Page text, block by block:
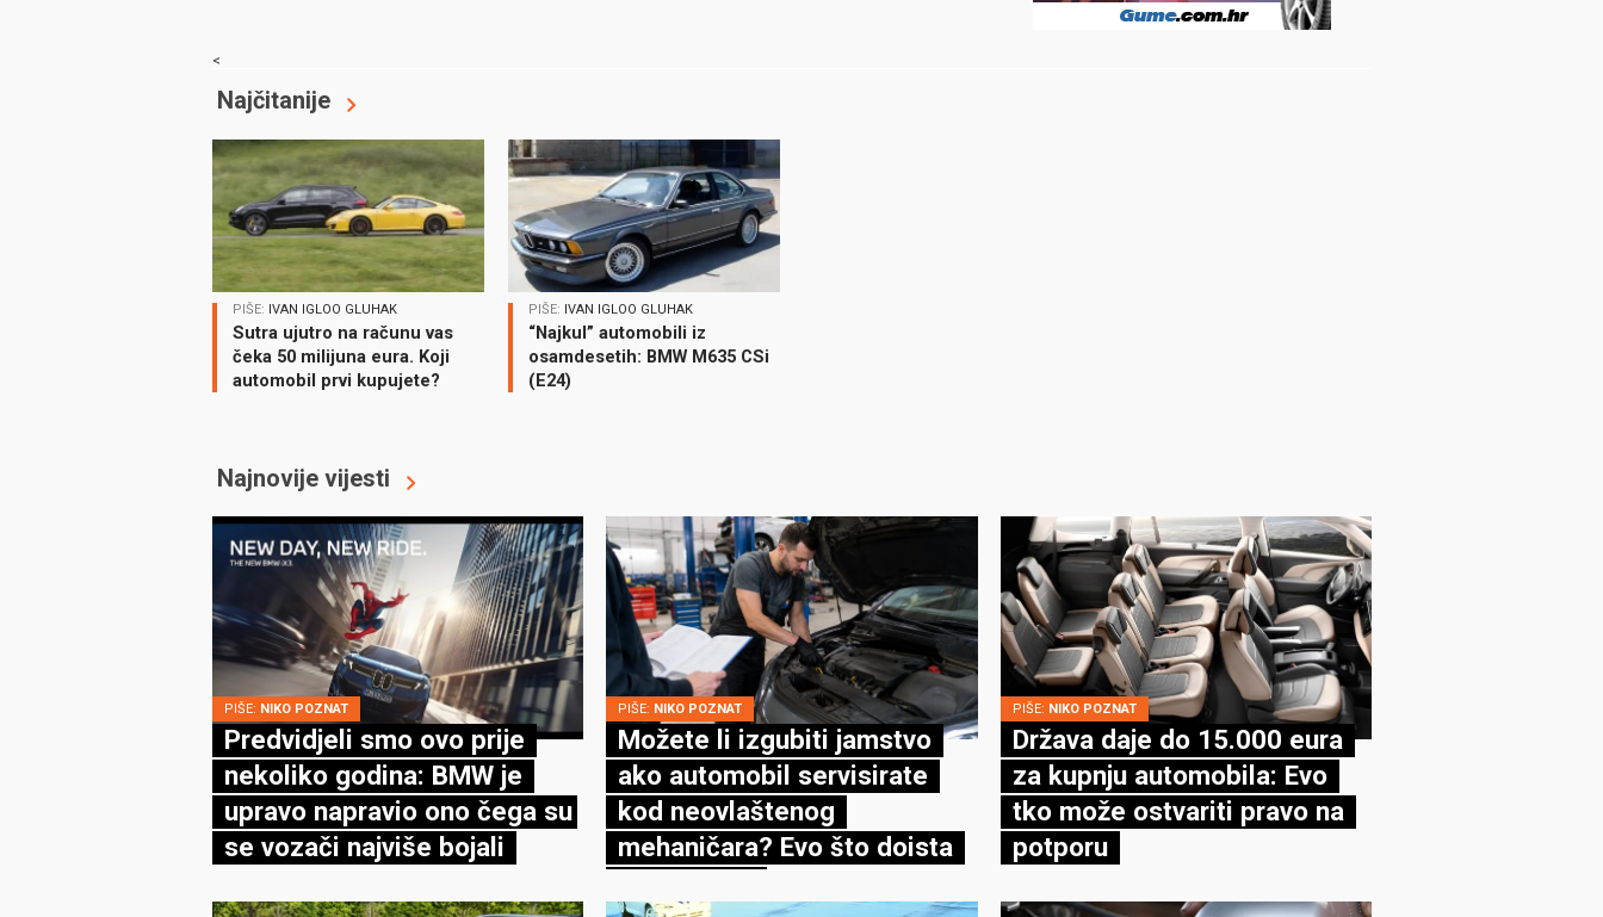
<
Najčitanije
PIŠE: IVAN IGLOO GLUHAK
Sutra ujutro na računu vas
čeka 50 milijuna eura. Koji
automobil prvi kupujete?
PIŠE: IVAN IGLOO GLUHAK
“Najkul” automobili iz
osamdesetih: BMW M635 CSi
(E24)
Najnovije vijesti
PIŠE: NIKO POZNAT
Predvidjeli smo ovo prije
nekoliko godina: BMW je
upravo napravio ono čega su
se vozači najviše bojali
PIŠE: NIKO POZNAT
Možete li izgubiti jamstvo
ako automobil servisirate
kod neovlaštenog
mehaničara? Evo što doista
PIŠE: NIKO POZNAT
Država daje do 15.000 eura
za kupnju automobila: Evo
tko može ostvariti pravo na
potporu